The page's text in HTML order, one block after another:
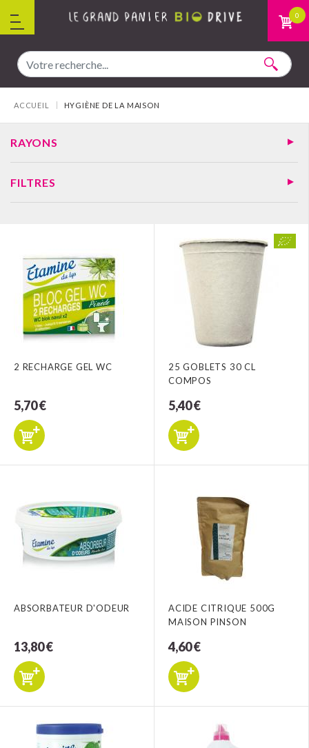
0
ACCUEIL HYGIÈNE DE LA MAISON
RAYONS
FILTRES
2 RECHARGE GEL WC
5,70 €
25 GOBLETS 30 CL
COMPOS
5,40 €
ABSORBATEUR D'ODEUR
13,80 €
ACIDE CITRIQUE 500G
MAISON PINSON
4,60 €